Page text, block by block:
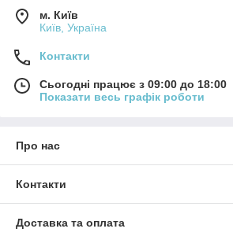
м. Київ
Київ, Україна
Контакти
Сьогодні працює з 09:00 до 18:00
Показати весь графік роботи
Про нас
Контакти
Доставка та оплата